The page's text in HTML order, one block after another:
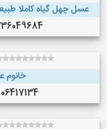
عسل چهل گیاه کاملا
09336049684
خانوم
09906417134